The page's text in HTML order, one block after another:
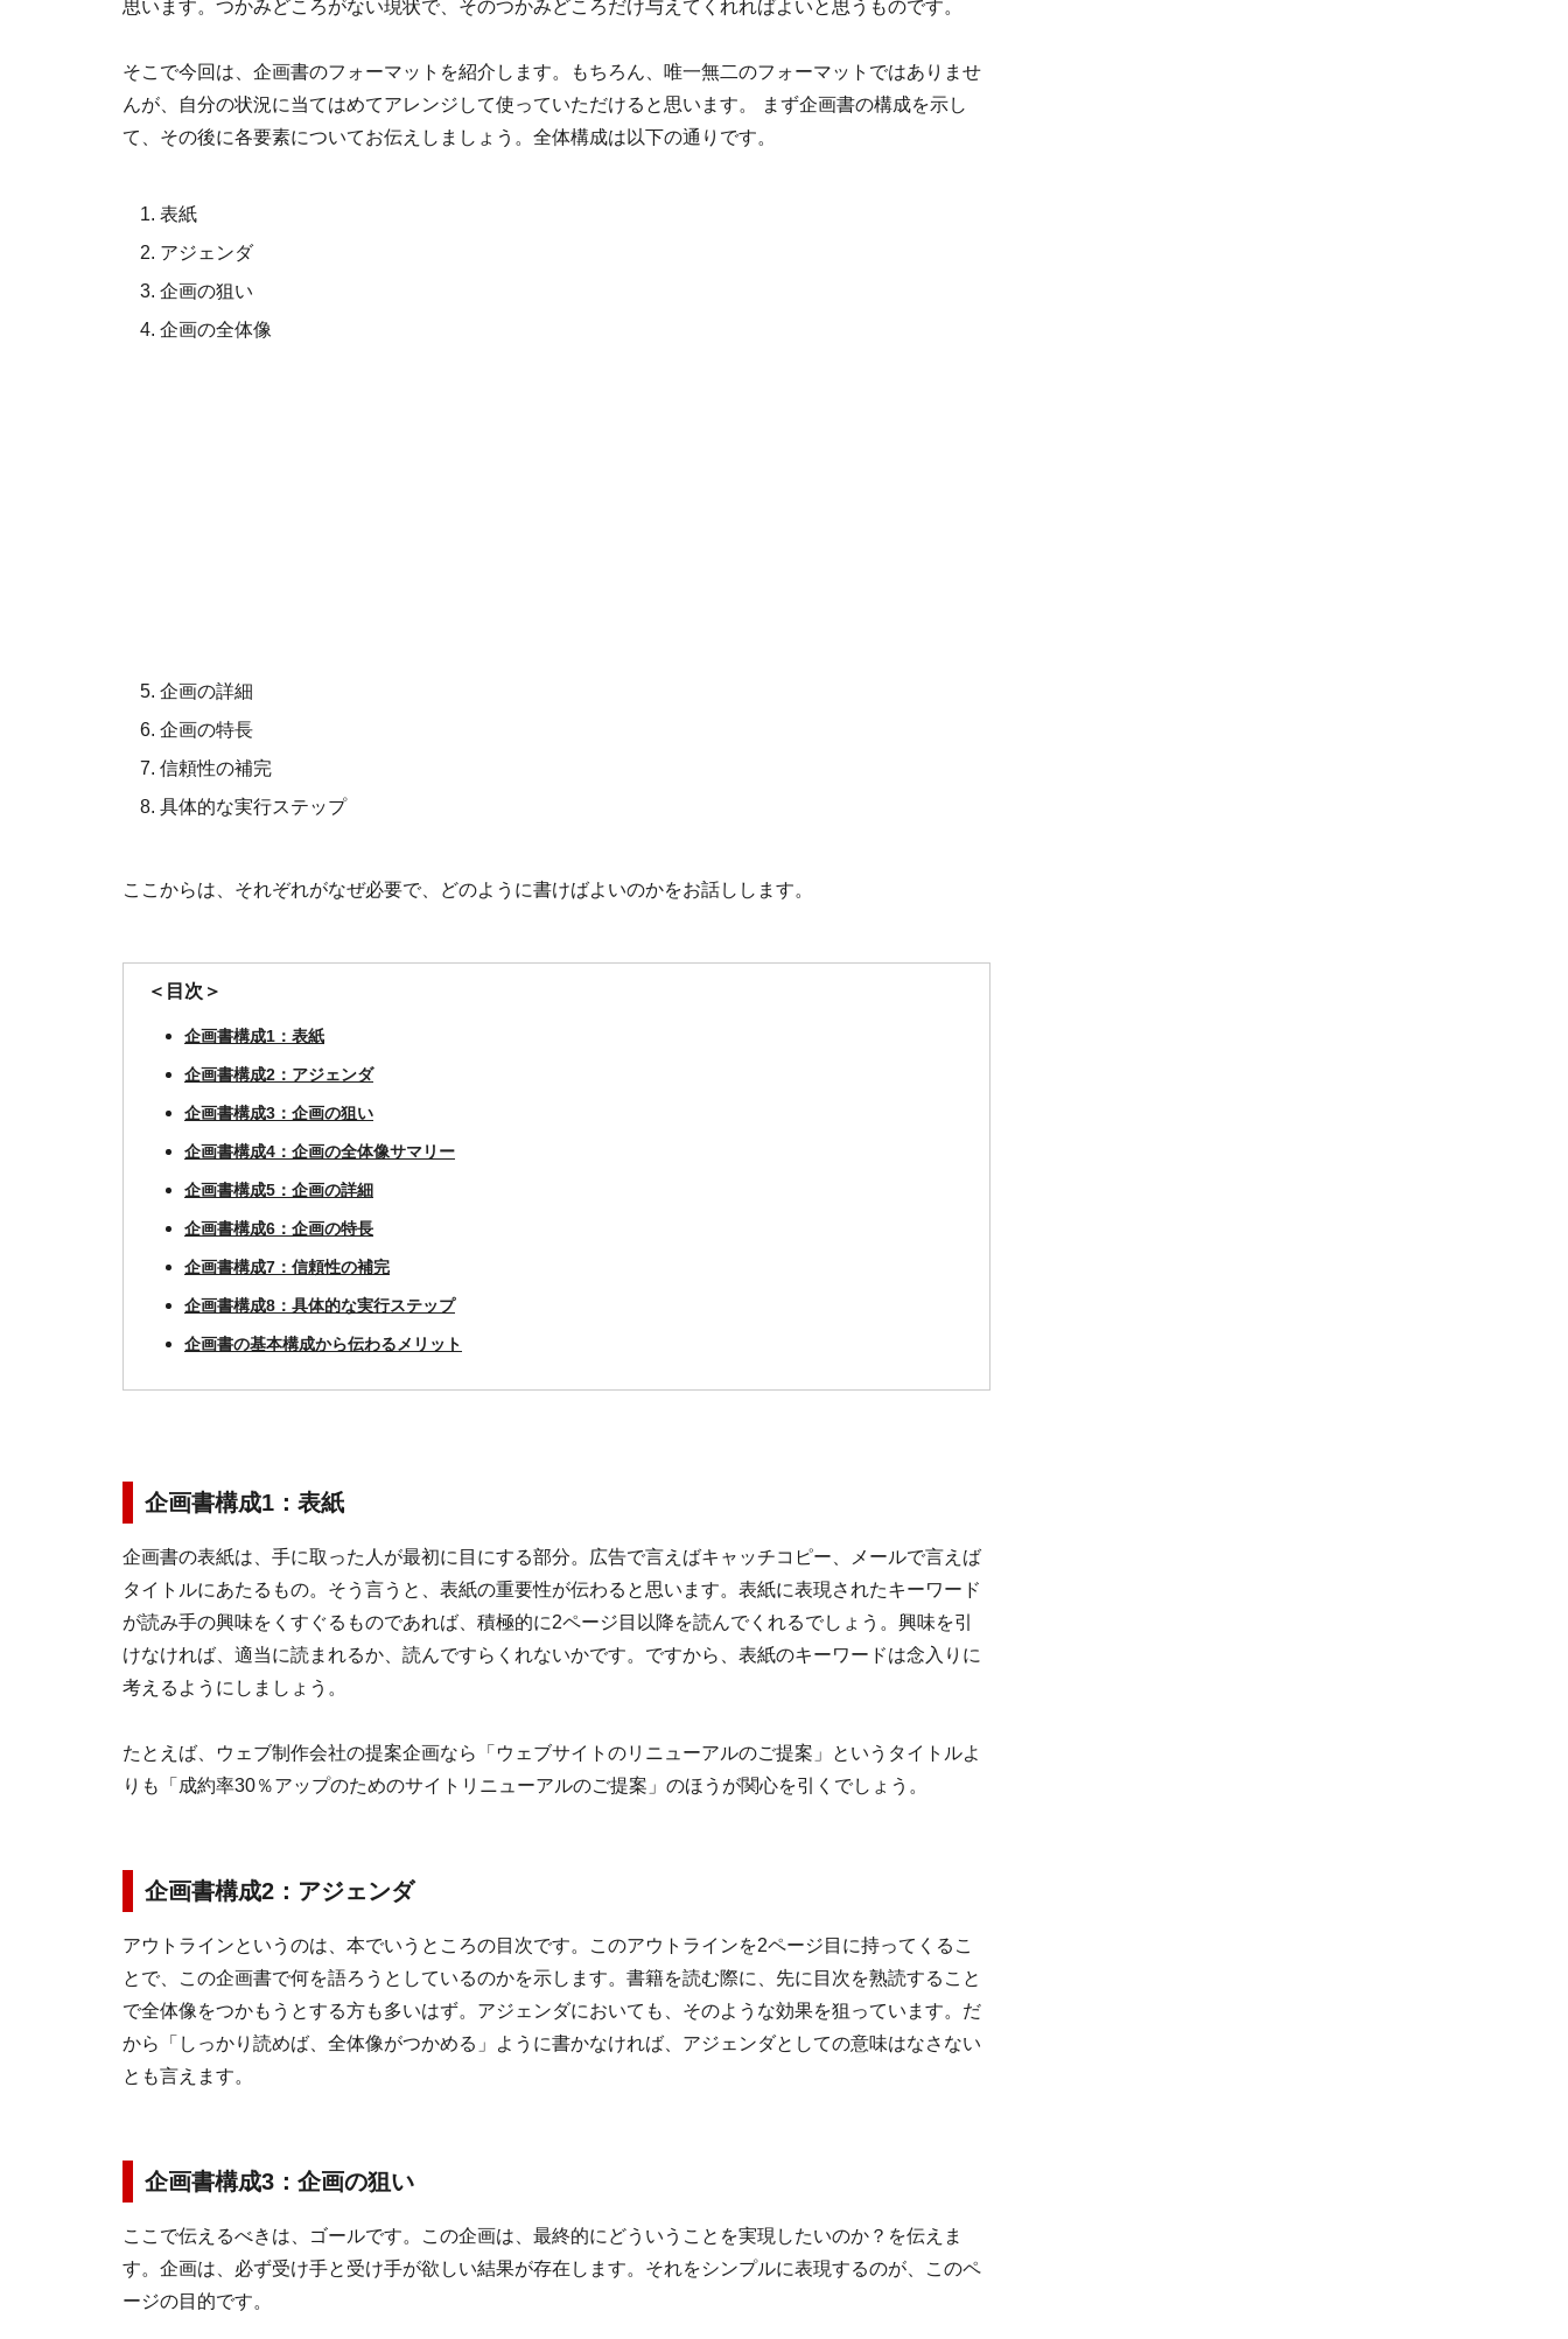
思います。つかみどころがない現状で、そのつかみどころだけ与えてくれればよいと思うものです。
そこで今回は、企画書のフォーマットを紹介します。もちろん、唯一無二のフォーマットではありませ
んが、自分の状況に当てはめてアレンジして使っていただけると思います。 まず企画書の構成を示し
て、その後に各要素についてお伝えしましょう。全体構成は以下の通りです。
表紙
アジェンダ
企画の狙い
企画の全体像
企画の詳細
企画の特長
信頼性の補完
具体的な実行ステップ
ここからは、それぞれがなぜ必要で、どのように書けばよいのかをお話しします。
＜目次＞
企画書構成1：表紙
企画書構成2：アジェンダ
企画書構成3：企画の狙い
企画書構成4：企画の全体像サマリー
企画書構成5：企画の詳細
企画書構成6：企画の特長
企画書構成7：信頼性の補完
企画書構成8：具体的な実行ステップ
企画書の基本構成から伝わるメリット
企画書構成1：表紙
企画書の表紙は、手に取った人が最初に目にする部分。広告で言えばキャッチコピー、メールで言えば
タイトルにあたるもの。そう言うと、表紙の重要性が伝わると思います。表紙に表現されたキーワード
が読み手の興味をくすぐるものであれば、積極的に2ページ目以降を読んでくれるでしょう。興味を引
けなければ、適当に読まれるか、読んですらくれないかです。ですから、表紙のキーワードは念入りに
考えるようにしましょう。
たとえば、ウェブ制作会社の提案企画なら「ウェブサイトのリニューアルのご提案」というタイトルよ
りも「成約率30％アップのためのサイトリニューアルのご提案」のほうが関心を引くでしょう。
企画書構成2：アジェンダ
アウトラインというのは、本でいうところの目次です。このアウトラインを2ページ目に持ってくるこ
とで、この企画書で何を語ろうとしているのかを示します。書籍を読む際に、先に目次を熟読すること
で全体像をつかもうとする方も多いはず。アジェンダにおいても、そのような効果を狙っています。だ
から「しっかり読めば、全体像がつかめる」ように書かなければ、アジェンダとしての意味はなさない
とも言えます。
企画書構成3：企画の狙い
ここで伝えるべきは、ゴールです。この企画は、最終的にどういうことを実現したいのか？を伝えま
す。企画は、必ず受け手と受け手が欲しい結果が存在します。それをシンプルに表現するのが、このペ
ージの目的です。